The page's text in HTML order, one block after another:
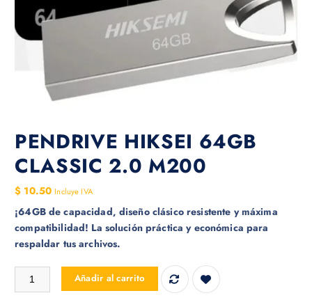
PENDRIVE HIKSEI 64GB
CLASSIC 2.0 M200
$ 10.50 Incluye IVA
¡64GB de capacidad, diseño clásico resistente y máxima
compatibilidad! La solución práctica y económica para
respaldar tus archivos.
PENDRIVE HIKSEI 64GB CLASSIC 2.0 M200 cantidad
Añadir al carrito